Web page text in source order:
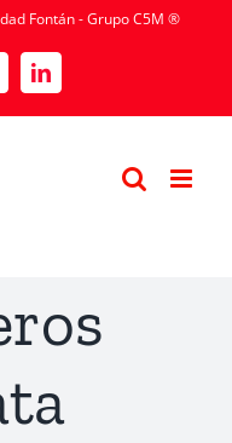
Fontán - Grupo C5M ®